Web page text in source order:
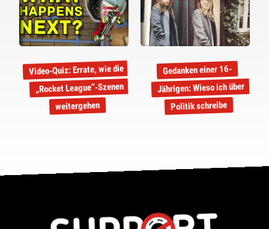
Video-Quiz: Errate, wie die
„Rocket League“-Szenen
weitergehen
Gedanken einer 16-
Jährigen: Wieso ich über
Politik schreibe